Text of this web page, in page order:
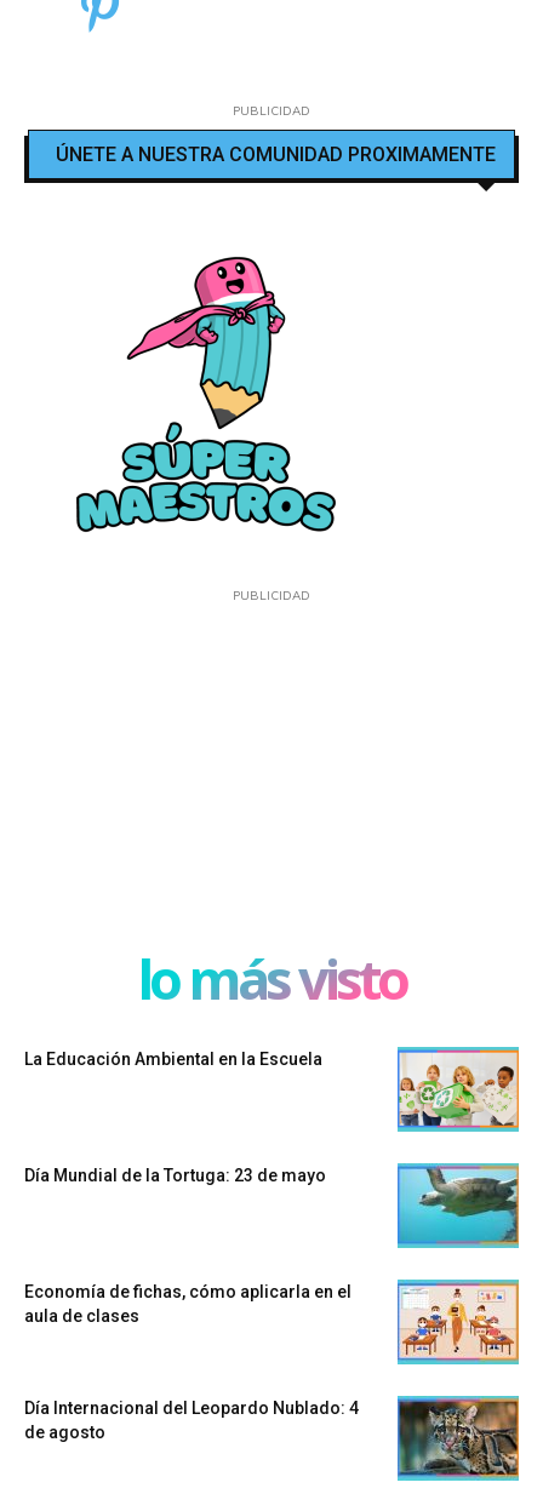
PUBLICIDAD
ÚNETE A NUESTRA COMUNIDAD PROXIMAMENTE
PUBLICIDAD
lo más visto
La Educación Ambiental en la Escuela
Día Mundial de la Tortuga: 23 de mayo
Economía de fichas, cómo aplicarla en el
aula de clases
Día Internacional del Leopardo Nublado: 4
de agosto